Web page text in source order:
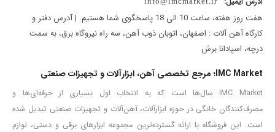
می باشد. شیلنگ های فنری در سایز ها و انواع مختلفی موجود هستند.
شیلنگ فنری در کارگاه های صنایع چوب، مکانیکی ها در خطوط مونتاژ
شیلنگ فنری یک نوعی شیلنگ فنر مانند است که رابط بین منبع باد که
غالبا کمپرسور و ابزار های بادی می باشد و این دو را به هم متصل می کند.
این شیلنگ فنری به طول 15 متر و قطر داخلی 5.5 میلی متر و قطر خارجی
هفت روز هفته، ساعت 10 الی 18 پاسخگوی شما هستیم. | آدرس دفتر و
کارگاه آهن آلات : اصفهان، اتوبان ذوب آهن، سه راه نیروگاه برق، به سمت
درچه، اسپادانا برش
IMC Market؛ مرجع تخصصی آهن، ابزارآلات و تجهیزات صنعتی
IMC Market سال‌ها است که به انتخاب اول بسیاری از حرفه‌ای‌ها و
مصرف‌کنندگان خانگی در حوزه ابزارآلات، آهن‌آلات و تجهیزات صنعتی تبدیل شده
است. این فروشگاه با ارائه گسترده‌ترین مجموعه ابزارهای برقی و دستی، لوازم